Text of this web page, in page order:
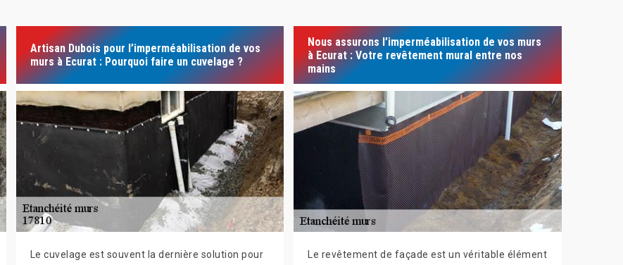
Artisan Dubois pour l’imperméabilisation de vos
murs à Ecurat : Pourquoi faire un cuvelage ?
Le cuvelage est souvent la dernière solution pour
Nous assurons l’imperméabilisation de vos murs
à Ecurat : Votre revêtement mural entre nos
mains
Le revêtement de façade est un véritable élément